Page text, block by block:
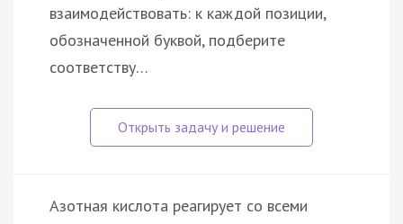
взаимодействовать: к каждой позиции,
обозначенной буквой, подберите
соответству…
Азотная кислота реагирует со всеми